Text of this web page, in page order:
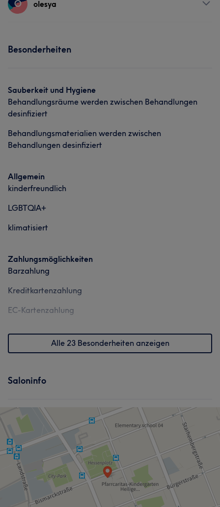
Körper
Was unsere Kunden über Sara sagen
O olesya
Besonderheiten
Sauberkeit und Hygiene
Behandlungsräume werden zwischen Behandlungen
desinfiziert
Behandlungsmaterialien werden zwischen
Behandlungen desinfiziert
Allgemein
kinderfreundlich
LGBTQIA+
klimatisiert
Zahlungsmöglichkeiten
Barzahlung
Kreditkartenzahlung
EC-Kartenzahlung
Alle 23 Besonderheiten anzeigen
Saloninfo